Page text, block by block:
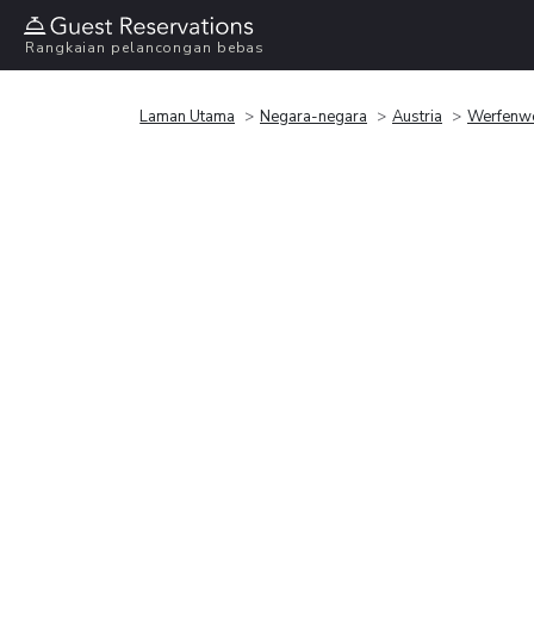
Rangkaian pelancongan bebas
Laman Utama Negara-negara Austria